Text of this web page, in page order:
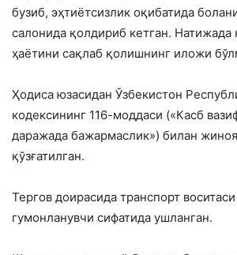
бузиб, эҳтиётсизлик оқибатида
салонида қолдириб кетган. Натижада
ҳаётини сақлаб қолишнинг иложи
Ҳодиса юзасидан Ўзбекистон
кодексининг 116-моддаси («Касб
даражада бажармаслик») билан
қўзғатилган.
Тергов доирасида транспорт
гумонланувчи сифатида ушланган.